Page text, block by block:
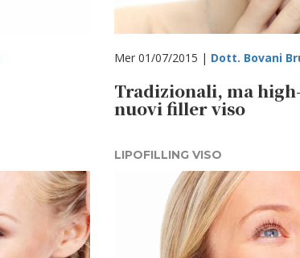
Mer 01/07/2015 | Dott. Bovani
Tradizionali, ma
nuovi filler viso
LIPOFILLING VISO